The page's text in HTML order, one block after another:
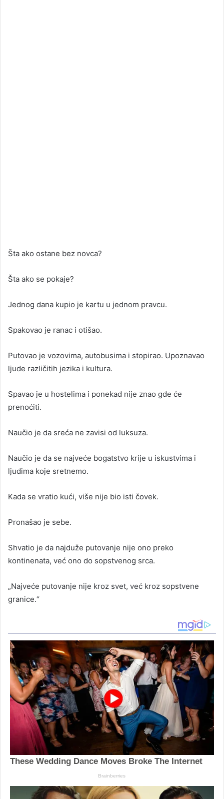
Šta ako ostane bez novca?
Šta ako se pokaje?
Jednog dana kupio je kartu u jednom pravcu.
Spakovao je ranac i otišao.
Putovao je vozovima, autobusima i stopirao. Upoznavao
ljude različitih jezika i kultura.
Spavao je u hostelima i ponekad nije znao gde će
prenoćiti.
Naučio je da sreća ne zavisi od luksuza.
Naučio je da se najveće bogatstvo krije u iskustvima i
ljudima koje sretnemo.
Kada se vratio kući, više nije bio isti čovek.
Pronašao je sebe.
Shvatio je da najduže putovanje nije ono preko
kontinenata, već ono do sopstvenog srca.
„Najveće putovanje nije kroz svet, već kroz sopstvene
granice.“